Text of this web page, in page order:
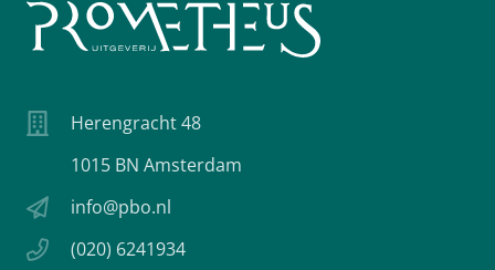
Herengracht 48
1015 BN Amsterdam
info@pbo.nl
(020) 6241934